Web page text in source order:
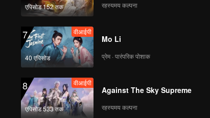
एपिसोड 152 तक रहस्यमय कल्पना
7
40 एपिसोड
वीआईपी
Mo Li
प्रेम · पारंपरिक पोशाक
8
एपिसोड 533 तक
वीआईपी
Against The Sky Supreme
रहस्यमय कल्पना